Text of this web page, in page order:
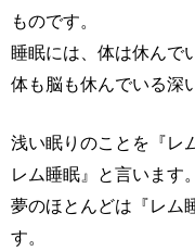
ものです。
睡眠には、体は休んで
体も脳も休んでいる深
浅い眠りのことを『レ
レム睡眠』と言います。
夢のほとんどは『レム
す。